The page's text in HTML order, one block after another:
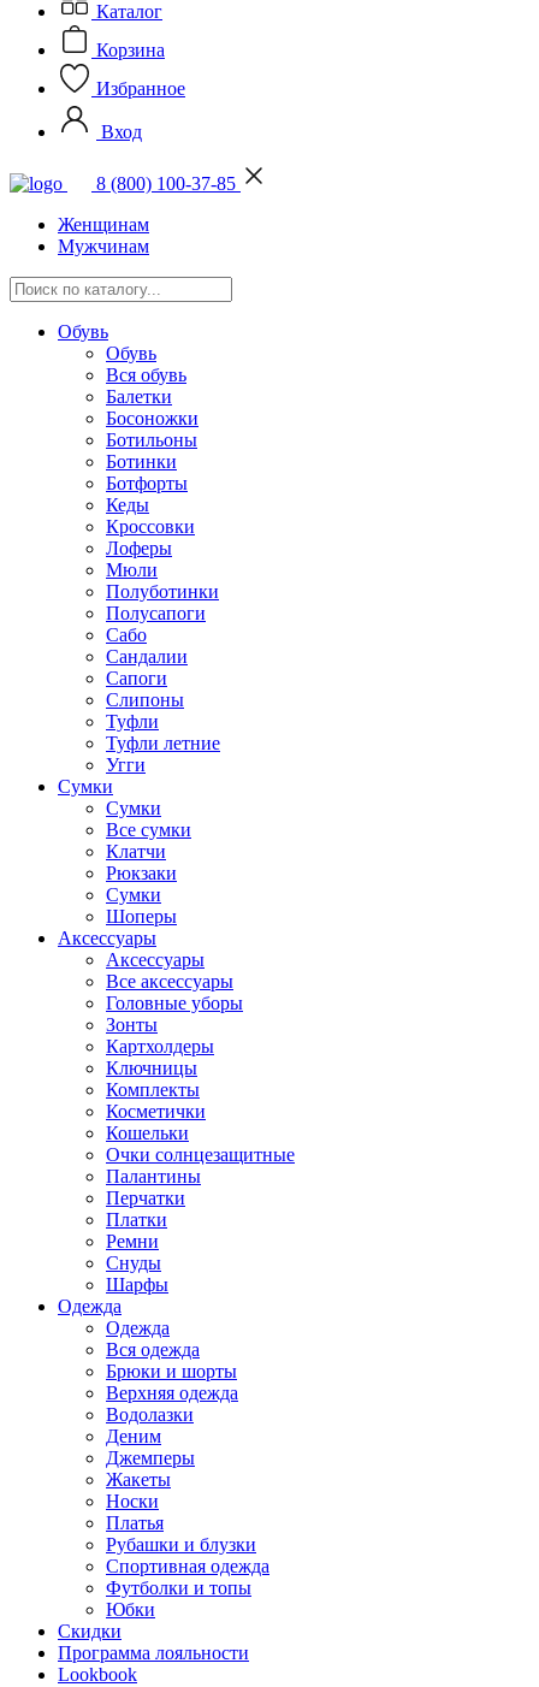
Каталог
Корзина
Избранное
Вход
8 (800) 100-37-85
Женщинам
Мужчинам
Обувь
Обувь
Вся обувь
Балетки
Босоножки
Ботильоны
Ботинки
Ботфорты
Кеды
Кроссовки
Лоферы
Мюли
Полуботинки
Полусапоги
Сабо
Сандалии
Сапоги
Слипоны
Туфли
Туфли летние
Угги
Сумки
Сумки
Все сумки
Клатчи
Рюкзаки
Сумки
Шоперы
Аксессуары
Аксессуары
Все аксессуары
Головные уборы
Зонты
Картхолдеры
Ключницы
Комплекты
Косметички
Кошельки
Очки солнцезащитные
Палантины
Перчатки
Платки
Ремни
Снуды
Шарфы
Одежда
Одежда
Вся одежда
Брюки и шорты
Верхняя одежда
Водолазки
Деним
Джемперы
Жакеты
Носки
Платья
Рубашки и блузки
Спортивная одежда
Футболки и топы
Юбки
Скидки
Программа лояльности
Lookbook